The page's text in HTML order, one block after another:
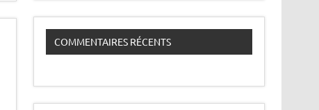
COMMENTAIRES RÉCENTS